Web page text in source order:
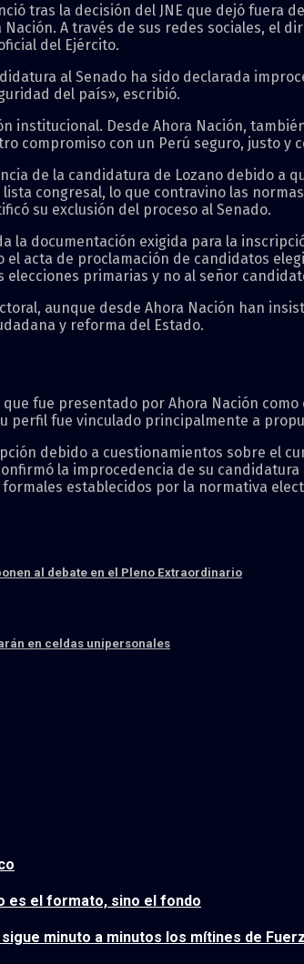
tras la decisión del JNE que dejó fuera
A través de sus redes sociales, el
del Ejército.
al Senado ha sido declarada
del país», escribió.
institucional. Desde Ahora Nación,
compromiso con un Perú seguro, justo y
de la candidatura de Lozano debido a
congresal, lo que contravino las
su exclusión del proceso al Senado.
la documentación exigida para la
acta de proclamación de candidatos
elecciones primarias y no al señor
aunque desde Ahora Nación han
y reforma del Estado.
fue presentado por Ahora Nación
su perfil fue vinculado principalmente a
debido a cuestionamientos sobre el
la improcedencia de su
establecidos por la normativa
al debate en el Pleno Extraordinario
en celdas unipersonales
es el formato, sino el fondo
minuto a minutos los mítines de